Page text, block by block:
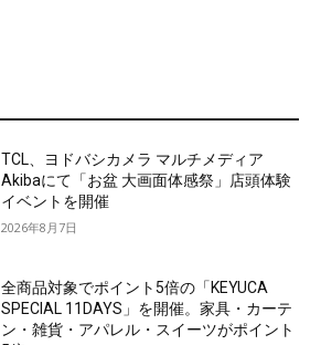
TCL、ヨドバシカメラ マルチメディア
Akibaにて「お盆 大画面体感祭」店頭体験
イベントを開催
2026年8月7日
全商品対象でポイント5倍の「KEYUCA
SPECIAL 11DAYS」を開催。家具・カーテ
ン・雑貨・アパレル・スイーツがポイント